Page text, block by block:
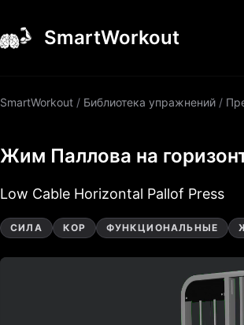
SmartWorkout
SmartWorkout / Библиотека упражнений /
Жим Паллова на
Low Cable Horizontal Pallof Press
СИЛА КОР ФУНКЦИОНАЛЬНЫЕ